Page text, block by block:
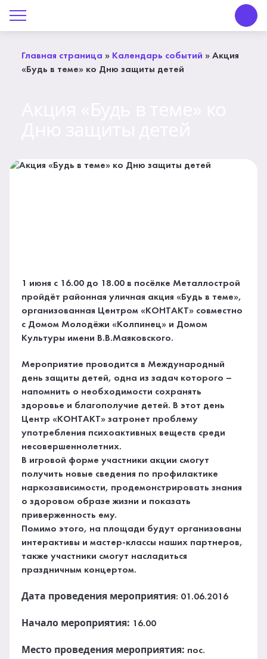
Главная страница » Календарь событий » Акция
«Будь в теме» ко Дню защиты детей
1 июня с 16.00 до 18.00 в посёлке Металлострой
пройдёт районная уличная акция «Будь в теме»,
организованная Центром «КОНТАКТ» совместно
с Домом Молодёжи «Колпинец» и Домом
Культуры имени В.В.Маяковского.
Мероприятие проводится в Международный
день защиты детей, одна из задач которого –
напомнить о необходимости сохранять
здоровье и благополучие детей. В этот день
Центр «КОНТАКТ» затронет проблему
употребления психоактивных веществ среди
несовершеннолетних.
В игровой форме участники акции смогут
получить новые сведения по профилактике
наркозависимости, продемонстрировать знания
о здоровом образе жизни и показать
приверженность ему.
Помимо этого, на площади будут организованы
интерактивы и мастер-классы наших партнеров,
также участники смогут насладиться
праздничным концертом.
Дата проведения мероприятия: 01.06.2016
Начало мероприятия: 16.00
Место проведения мероприятия: пос.
О Центре «КОНТАКТ»
Профсоюз
Пресс-центр